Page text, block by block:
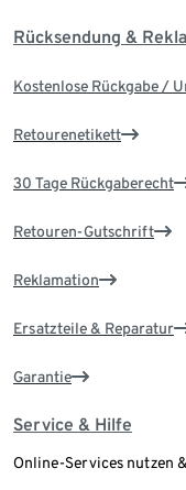
Rücksendung &
Kostenlose Rückgabe /
Retourenetikett
30 Tage Rückgaberecht
Retouren-Gutschrift
Reklamation
Ersatzteile & Reparatur
Garantie
Service & Hilfe
Online-Services nutzen